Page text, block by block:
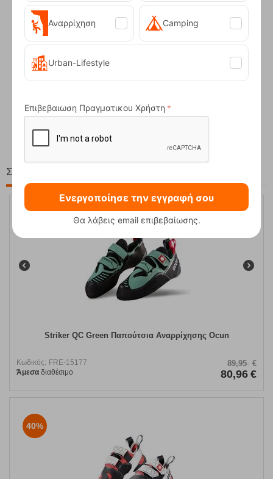
62,50 €
Στη ίδια Τιμή!
Striker QC Green Παπούτσια Αναρρίχησης Ocun
Κωδικός: FRE-15177
Άμεσα διαθέσιμο
89,95 €
80,96 €
40%
Αναρρίχηση Camping
Urban-Lifestyle
Επιβεβαιωση Πραγματικου Χρήστη
Ενεργοποίησε την εγγραφή σου
Θα λάβεις email επιβεβαίωσης.